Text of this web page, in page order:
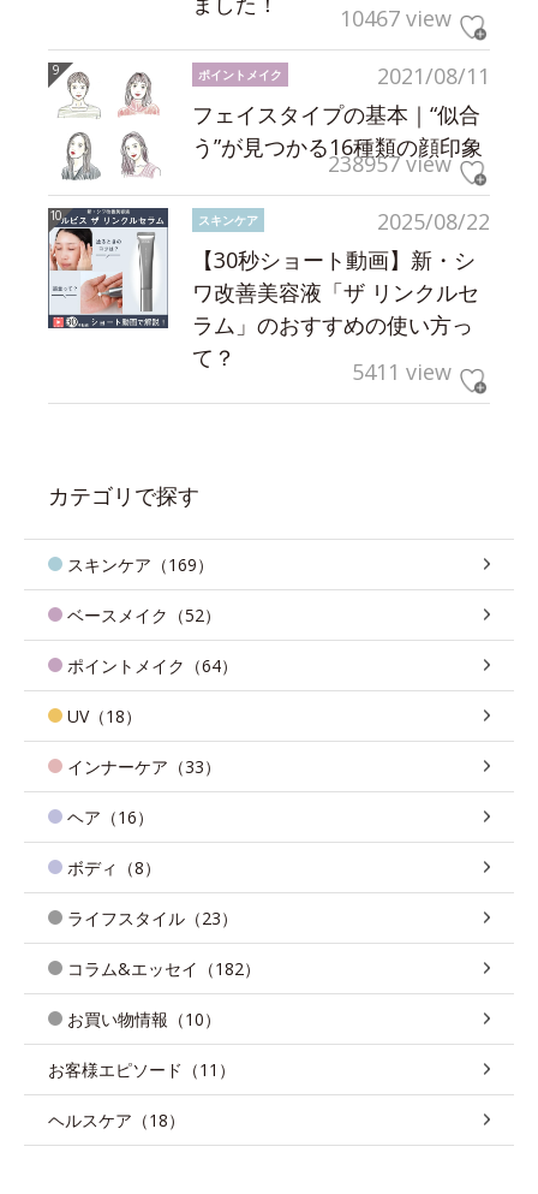
10467 view
2021/08/11
ポイントメイク
フェイスタイプの基本｜“似合
う”が見つかる16種類の顔印象
238957 view
2025/08/22
スキンケア
【30秒ショート動画】新・シ
ワ改善美容液「ザ リンクルセ
ラム」のおすすめの使い方っ
て？
5411 view
カテゴリで探す
スキンケア（169）
ベースメイク（52）
ポイントメイク（64）
UV（18）
インナーケア（33）
ヘア（16）
ボディ（8）
ライフスタイル（23）
コラム&エッセイ（182）
お買い物情報（10）
お客様エピソード（11）
ヘルスケア（18）